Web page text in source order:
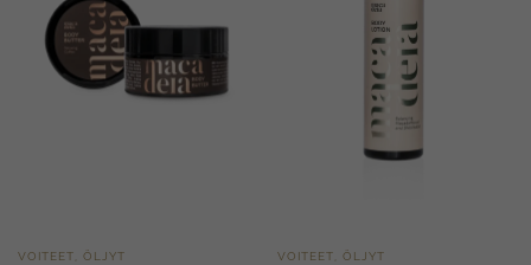
VOITEET, ÖLJYT VOITEET, ÖLJYT